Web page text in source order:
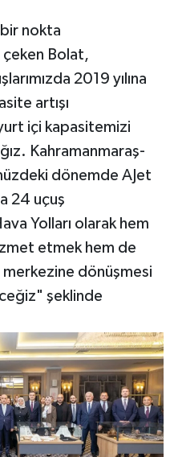
nokta
çeken Bolat,
2019 yılına
artışı
içi kapasitemizi
Kahramanmaraş-
dönemde AJet
24 uçuş
Yolları olarak hem
etmek hem de
merkezine dönüşmesi
şeklinde